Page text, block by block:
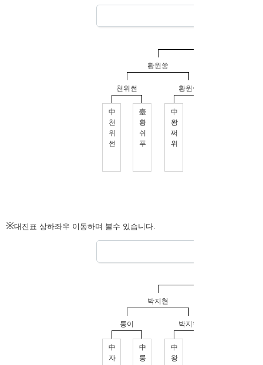
※대진표 상하좌우 이동하며 볼수 있습니다.